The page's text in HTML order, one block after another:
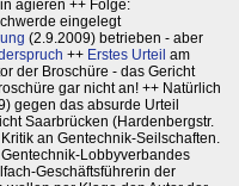
agieren ++ Folge:
eingelegt
(2.9.2009) betrieben - aber
++ Erstes Urteil am
der Broschüre - das Gericht
gar nicht an! ++ Natürlich
gegen das absurde Urteil
Saarbrücken (Hardenbergstr.
an Gentechnik-Seilschaften.
Lobbyverbandes
Geschäftsführerin der